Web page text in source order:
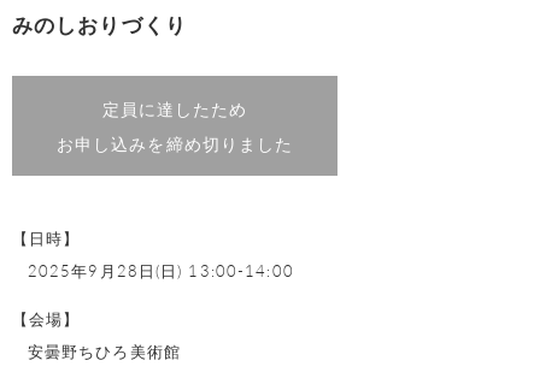
みのしおりづくり
定員に達したため
お申し込みを締め切りました
【日時】
2025年9月28日(日) 13:00-14:00
【会場】
安曇野ちひろ美術館